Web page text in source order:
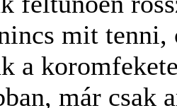
mit tenni,
a
már csak